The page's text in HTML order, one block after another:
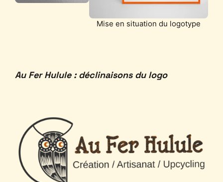
Mise en situation du logotype
Au Fer Hulule : déclinaisons du logo